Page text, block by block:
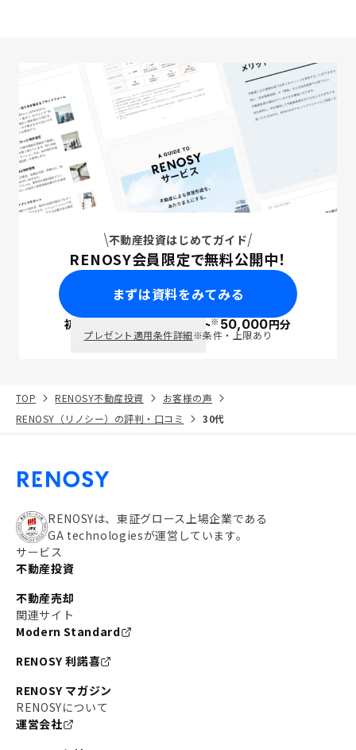
不動産投資はじめてガイド
RENOSY会員限定で無料公開中！
まずは資料をみてみる
初回面談で ポイント※50,000円分
プレゼント適用条件詳細※条件・上限あり
TOP RENOSY不動産投資
お客様の声
RENOSY（リノシー）の評判・口コミ
30代
RENOSYは、東証グロース上場企業である
GA technologiesが運営しています。
サービス
不動産投資
不動産売却
関連サイト
Modern Standard
RENOSY 利諾喜
RENOSY マガジン
RENOSYについて
運営会社